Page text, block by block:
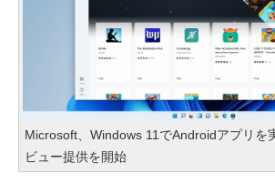
Microsoft、Windows 11でAndroidアプリを
ビュー提供を開始